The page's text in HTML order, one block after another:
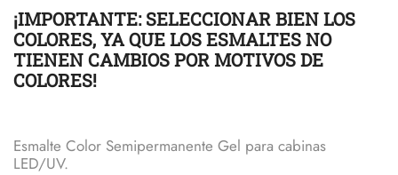
¡IMPORTANTE: SELECCIONAR BIEN LOS
COLORES, YA QUE LOS ESMALTES NO
TIENEN CAMBIOS POR MOTIVOS DE
COLORES!
Esmalte Color Semipermanente Gel para cabinas
LED/UV.